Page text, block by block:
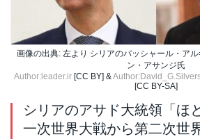
画像の出典: 左より シリアのバッシャール・ア
ン・アサンジ氏
Author:leader.ir [CC BY] &
[CC BY-SA]
シリアのアサド大統領「ほ
一次世界大戦から第二次世